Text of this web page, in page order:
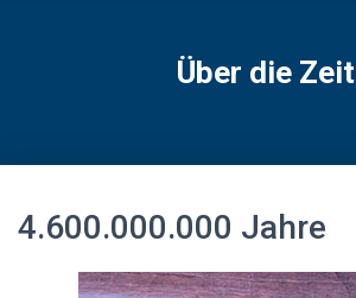
Über die Zeit
4.600.000.000 Jahre